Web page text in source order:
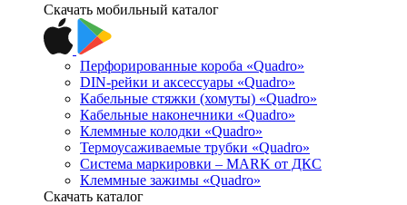
Скачать мобильный каталог
Перфорированные короба «Quadro»
DIN-рейки и аксессуары «Quadro»
Кабельные стяжки (хомуты) «Quadro»
Кабельные наконечники «Quadro»
Клеммные колодки «Quadro»
Термоусаживаемые трубки «Quadro»
Система маркировки – MARK от ДКС
Клеммные зажимы «Quadro»
Скачать каталог